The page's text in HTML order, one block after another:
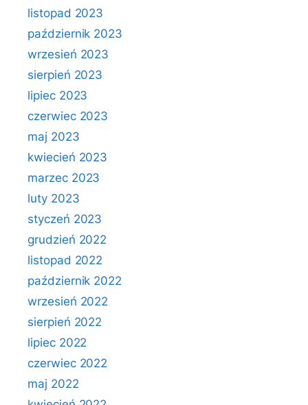
listopad 2023
październik 2023
wrzesień 2023
sierpień 2023
lipiec 2023
czerwiec 2023
maj 2023
kwiecień 2023
marzec 2023
luty 2023
styczeń 2023
grudzień 2022
listopad 2022
październik 2022
wrzesień 2022
sierpień 2022
lipiec 2022
czerwiec 2022
maj 2022